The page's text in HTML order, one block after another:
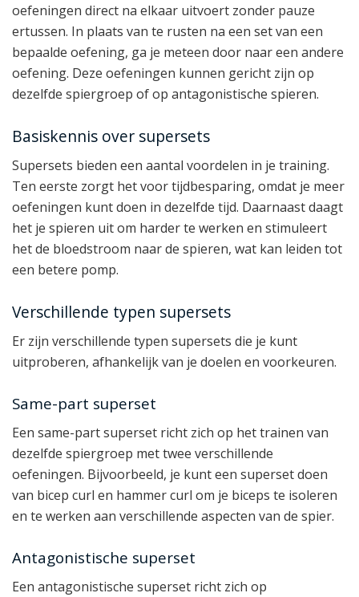
oefeningen direct na elkaar uitvoert zonder pauze
ertussen. In plaats van te rusten na een set van een
bepaalde oefening, ga je meteen door naar een andere
oefening. Deze oefeningen kunnen gericht zijn op
dezelfde spiergroep of op antagonistische spieren.
Basiskennis over supersets
Supersets bieden een aantal voordelen in je training.
Ten eerste zorgt het voor tijdbesparing, omdat je meer
oefeningen kunt doen in dezelfde tijd. Daarnaast daagt
het je spieren uit om harder te werken en stimuleert
het de bloedstroom naar de spieren, wat kan leiden tot
een betere pomp.
Verschillende typen supersets
Er zijn verschillende typen supersets die je kunt
uitproberen, afhankelijk van je doelen en voorkeuren.
Same-part superset
Een same-part superset richt zich op het trainen van
dezelfde spiergroep met twee verschillende
oefeningen. Bijvoorbeeld, je kunt een superset doen
van bicep curl en hammer curl om je biceps te isoleren
en te werken aan verschillende aspecten van de spier.
Antagonistische superset
Een antagonistische superset richt zich op